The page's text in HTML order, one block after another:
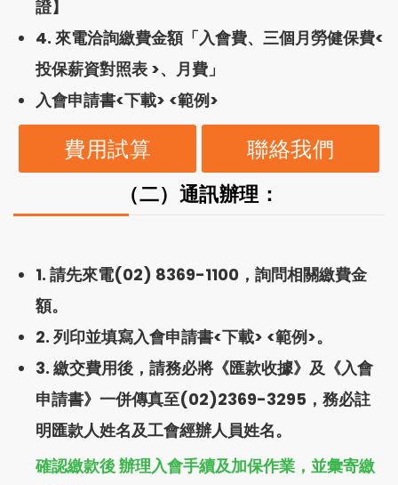
證】
4. 來電洽詢繳費金額「入會費、三個月勞健保費<
投保薪資對照表>、月費」
入會申請書<下載> <範例>
費用試算 聯絡我們
（二）通訊辦理：
1. 請先來電(02) 8369-1100 ，詢問相關繳費金
額。
2. 列印並填寫入會申請書<下載> <範例>。
3. 繳交費用後，請務必將《匯款收據》及《入會
申請書》一併傳真至(02)2369-3295，務必註
明匯款人姓名及工會經辦人員姓名。
確認繳款後 辦理入會手續及加保作業，並彙寄繳